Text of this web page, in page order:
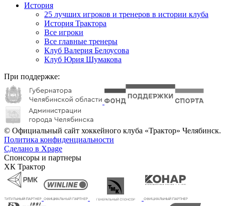
История
25 лучших игроков и тренеров в истории клуба
История Трактора
Все игроки
Все главные тренеры
Клуб Валерия Белоусова
Клуб Юрия Шумакова
При поддержке:
© Официальный сайт хоккейного клуба «Трактор» Челябинск.
Политика конфиденциальности
Сделано в Xpage
Спонсоры и партнеры
ХК Трактор